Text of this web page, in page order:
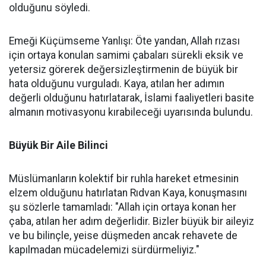
olduğunu söyledi.
Emeği Küçümseme Yanlışı: Öte yandan, Allah rızası
için ortaya konulan samimi çabaları sürekli eksik ve
yetersiz görerek değersizleştirmenin de büyük bir
hata olduğunu vurguladı. Kaya, atılan her adımın
değerli olduğunu hatırlatarak, İslami faaliyetleri basite
almanın motivasyonu kırabileceği uyarısında bulundu.
Büyük Bir Aile Bilinci
Müslümanların kolektif bir ruhla hareket etmesinin
elzem olduğunu hatırlatan Rıdvan Kaya, konuşmasını
şu sözlerle tamamladı: "Allah için ortaya konan her
çaba, atılan her adım değerlidir. Bizler büyük bir aileyiz
ve bu bilinçle, yeise düşmeden ancak rehavete de
kapılmadan mücadelemizi sürdürmeliyiz."